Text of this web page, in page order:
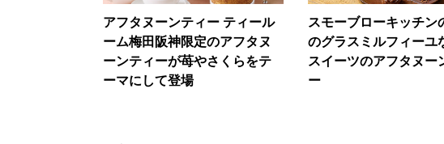
アフタヌーンティー ティール
ーム梅田阪神限定のアフタヌ
ーンティーが苺やさくらをテ
ーマにして登場
スモーブローキッチン
のグラスミルフィーユ
スイーツのアフタヌー
ー